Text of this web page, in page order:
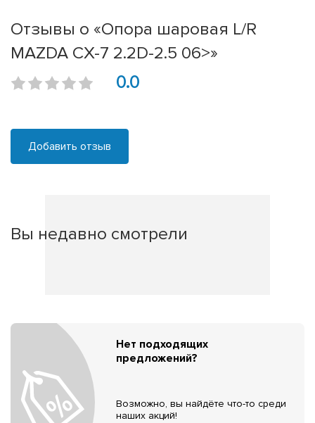
Отзывы о «Опора шаровая L/R
MAZDA CX-7 2.2D-2.5 06>»
0.0
Добавить отзыв
Вы недавно смотрели
Нет подходящих
предложений?
Возможно, вы найдёте что-то среди
наших акций!